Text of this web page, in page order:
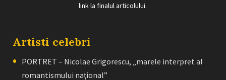
link la finalul articolului.
Artisti celebri
PORTRET – Nicolae Grigorescu, „marele interpret al
romantismului naţional”